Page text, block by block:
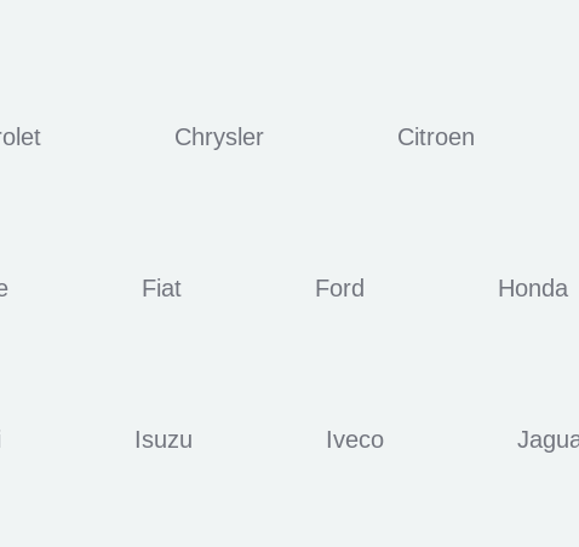
Chrysler Citroen
Fiat Ford Honda
Isuzu Iveco